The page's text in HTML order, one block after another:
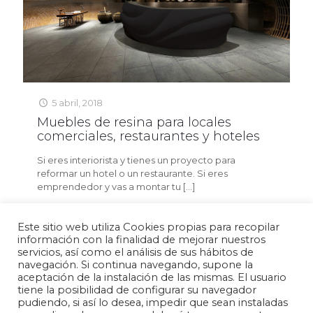
5 abril, 2018
Muebles de resina para locales
comerciales, restaurantes y hoteles
Si eres interiorista y tienes un proyecto para
reformar un hotel o un restaurante. Si eres
emprendedor y vas a montar tu […]
Política de privacidad Aviso legal Política de cookies
Este sitio web utiliza Cookies propias para recopilar
información con la finalidad de mejorar nuestros
servicios, así como el análisis de sus hábitos de
navegación. Si continua navegando, supone la
aceptación de la instalación de las mismas. El usuario
tiene la posibilidad de configurar su navegador
pudiendo, si así lo desea, impedir que sean instaladas